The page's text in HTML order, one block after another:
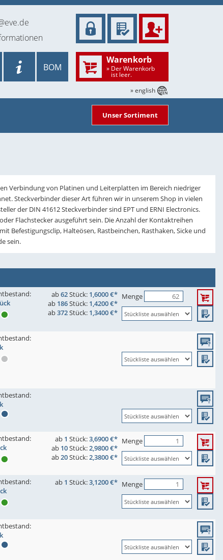
Unser Sortiment
Verbindung von Platinen und Leiterplatten im Bereich niedriger
Steckverbinder dieser Art führen wir in unserem Shop in vielen
der DIN 41612 Steckverbinder sind EPT und ERNI Electronics.
Flachstecker ausgeführt sein. Die Anzahl der Kontaktreihen
Befestigungsclip, Halteösen, Rastbeinchen, Rasthaken, Sicke und
sein.
ab62Stück: 1,6000 €*
ab 186Stück: 1,4200 €*
ab372Stück: 1,3400 €*
Menge
ab 1 Stück:3,6900 €*
ab 10Stück:2,9800 €*
ab20Stück:2,3800 €*
Menge
ab 1 Stück:3,1200 €* Menge
Warenkorb
» Der Warenkorb
ist leer.
BOM
» english